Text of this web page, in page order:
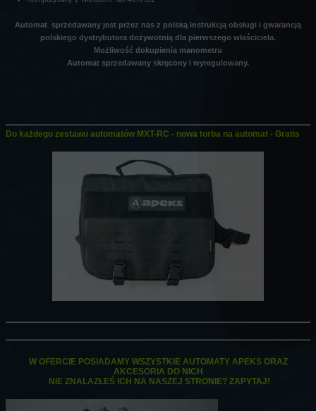
Automat sprzedawany jest przez nas z polską instrukcją obsługi i gwarancją
polskiego dystrybutora dożywotnią dla pierwszego właściciela.
Możliwość dokupienia manometru
Automat sprzedawany skręcony i wyregulowany.
Do każdego zestawu automatów MXT-RC - nowa torba na automat - Gratis
W OFERCIE POSIADAMY WSZYSTKIE AUTOMATY APEKS ORAZ
AKCESORIA DO NICH
NIE ZNALAZŁEŚ ICH NA NASZEJ STRONIE? ZAPYTAJ!